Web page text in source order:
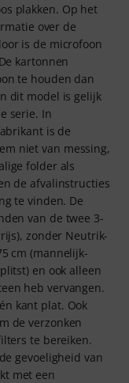
plakken. Op het
over de
is de microfoon
kartonnen
te houden dan
dit model is gelijk
serie. In
is de
niet van messing,
folder als
de afvalinstructies
te vinden. De
van de twee 3-
zonder Neutrik-
cm (mannelijk-
en ook alleen
heb vervangen.
kant plat. Ook
de verzonken
te bereiken.
gevoeligheid van
met een